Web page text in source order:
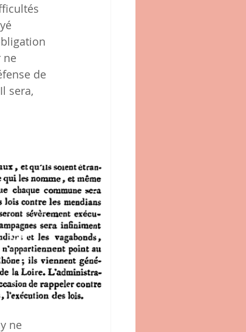
ne
de
sera,
ne